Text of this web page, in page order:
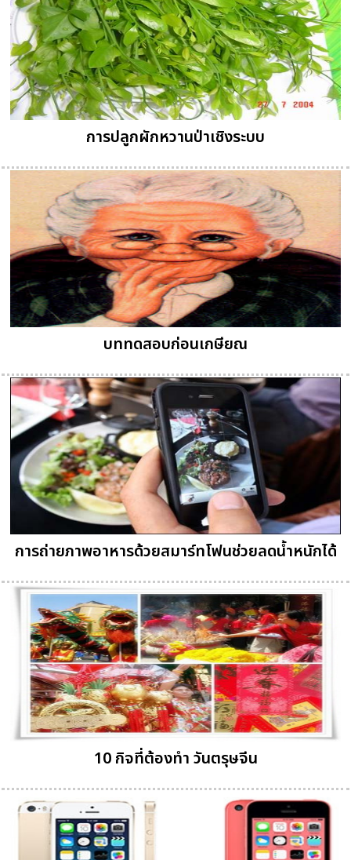
การปลูกผักหวานป่าเชิงระบบ
บททดสอบก่อนเกษียณ
การถ่ายภาพอาหารด้วยสมาร์ทโฟนช่วยลดน้ำหนักได้
10 กิจที่ต้องทำ วันตรุษจีน